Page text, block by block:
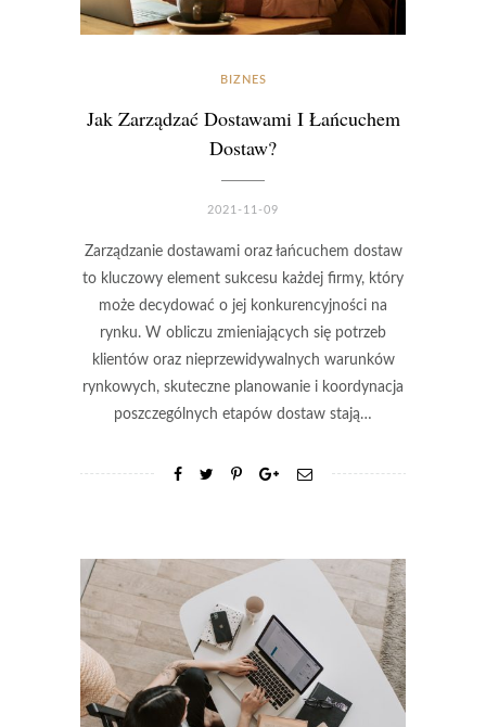
BIZNES
Jak Zarządzać Dostawami I Łańcuchem
Dostaw?
2021-11-09
Zarządzanie dostawami oraz łańcuchem dostaw
to kluczowy element sukcesu każdej firmy, który
może decydować o jej konkurencyjności na
rynku. W obliczu zmieniających się potrzeb
klientów oraz nieprzewidywalnych warunków
rynkowych, skuteczne planowanie i koordynacja
poszczególnych etapów dostaw stają…